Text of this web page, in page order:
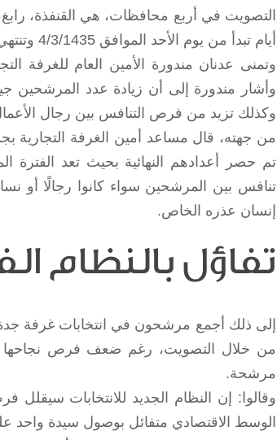
أيام تبدأ من يوم الأحد الموافق 4/3/1435 وتنتهي الخميس 8/3/1435.
وتمنى عدنان مندورة الأمين العام للغرفة
وأشار مندورة إلى أن زيادة عدد المرشحين
وكذلك تزيد من فرص التنافس بين رجال
من جهته، قال مساعد أمين الغرفة التجارية
تم حصر أعدادهم النهائية بحيث تعد الفترة
تنافس بين المرشحين سواء كانوا رجالًا
إنسان عذره الخاص.
تفاؤل بالنظام
إلى ذلك أجمع مرشحون في انتخابات غرفة
من خلال التصويت، رغم ضعف فرص نجاحها
مرشحة.
وقالوا: إن النظام الجديد للانتخابات
الوسط الاقتصادي متفائل بوصول سيدة واحد